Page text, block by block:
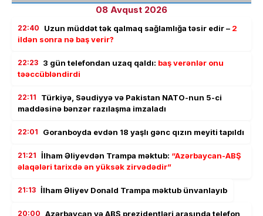
08 Avqust 2026
22:40 Uzun müddət tək qalmaq sağlamlığa təsir edir – 2
ildən sonra nə baş verir?
22:23 3 gün telefondan uzaq qaldı: baş verənlər onu
təəccübləndirdi
22:11
Türkiyə, Səudiyyə və Pakistan NATO-nun 5-ci
maddəsinə bənzər razılaşma imzaladı
22:01 Goranboyda evdən 18 yaşlı gənc qızın meyiti tapıldı
21:21 İlham Əliyevdən Trampa məktub: “Azərbaycan-ABŞ
əlaqələri tarixdə ən yüksək zirvədədir”
21:13 İlham Əliyev Donald Trampa məktub ünvanlayıb
20:00 Azərbaycan və ABŞ prezidentləri arasında telefon